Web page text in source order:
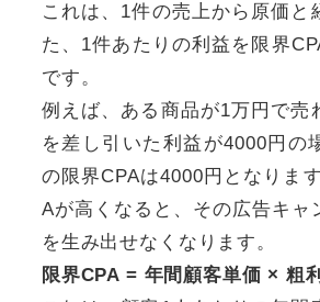
これは、1件の売上から原価と
た、1件あたりの利益を限界
です。
例えば、ある商品が1万円で売
を差し引いた利益が4000円の
の限界CPAは4000円となりま
Aが高くなると、その広告キャ
を生み出せなくなります。
限界CPA = 年間顧客単価 × 粗